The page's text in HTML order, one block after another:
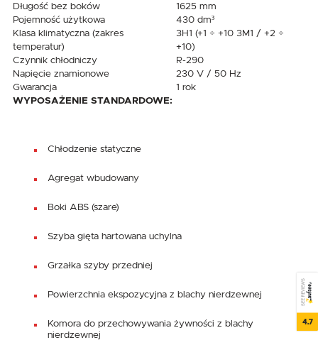
Długość bez boków
1625 mm
Pojemność użytkowa
430 dm³
Klasa klimatyczna (zakres
temperatur)
3H1 (+1 ÷ +10 3M1 / +2 ÷
+10)
Czynnik chłodniczy
R-290
Napięcie znamionowe
230 V / 50 Hz
Gwarancja
1 rok
WYPOSAŻENIE STANDARDOWE:
Chłodzenie statyczne
Agregat wbudowany
Boki ABS (szare)
Szyba gięta hartowana uchylna
Grzałka szyby przedniej
Powierzchnia ekspozycyjna z blachy nierdzewnej
Komora do przechowywania żywności z blachy
nierdzewnej
SEE REVIEWS
4.7